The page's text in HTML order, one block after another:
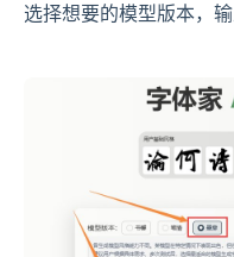
选择想要的模型版本，